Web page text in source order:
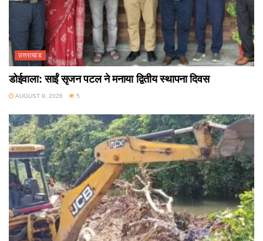
उत्तराखंड
डोईवाला: साईं सृजन पटल ने मनाया द्वितीय स्थापना दिवस
AUGUST 9, 2026 5